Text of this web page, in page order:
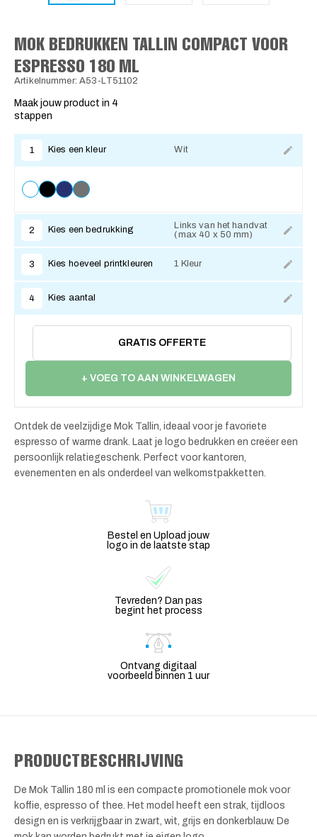
MOK BEDRUKKEN TALLIN COMPACT VOOR
ESPRESSO 180 ML
Artikelnummer: A53-LT51102
Maak jouw product in 4
stappen
1 Kies een kleur Wit
2 Kies een bedrukking
Links van het handvat
(max 40 x 50 mm)
3 Kies hoeveel printkleuren 1 Kleur
4 Kies aantal
GRATIS OFFERTE
+ VOEG TO AAN WINKELWAGEN
Ontdek de veelzijdige Mok Tallin, ideaal voor je favoriete
espresso of warme drank. Laat je logo bedrukken en creëer een
persoonlijk relatiegeschenk. Perfect voor kantoren,
evenementen en als onderdeel van welkomstpakketten.
Bestel en Upload jouw
logo in de laatste stap
Tevreden? Dan pas
begint het process
Ontvang digitaal
voorbeeld binnen 1 uur
PRODUCTBESCHRIJVING
De Mok Tallin 180 ml is een compacte promotionele mok voor
koffie, espresso of thee. Het model heeft een strak, tijdloos
design en is verkrijgbaar in zwart, wit, grijs en donkerblauw. De